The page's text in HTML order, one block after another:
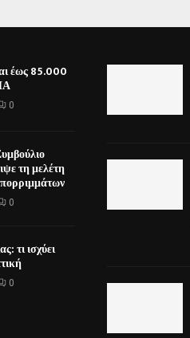
έως 85.000
0
τη μελέτη
0
τι ισχύει
0